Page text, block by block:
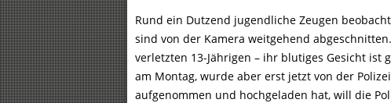
Rund ein Dutzend jugendliche Zeugen
sind von der Kamera weitgehend
verletzten 13-Jährigen – ihr blutiges Gesicht ist
am Montag, wurde aber erst jetzt von der
aufgenommen und hochgeladen hat, will die